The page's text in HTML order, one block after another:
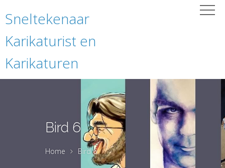
Sneltekenaar
Karikaturist en
Karikaturen
Bird 6
Home Bird 6